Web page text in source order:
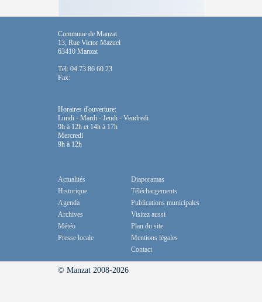
Commune de Manzat
13, Rue Victor Mazuel
63410 Manzat
Tél: 04 73 86 60 23
Fax:
Horaires d'ouverture:
Lundi - Mardi - Jeudi - Vendredi
9h à 12h et 14h à 17h
Mercredi
9h à 12h
Actualités
Historique
Agenda
Archives
Météo
Presse locale
Diaporamas
Téléchargements
Publications municipales
Visitez aussi
Plan du site
Mentions légales
Contact
© Manzat 2008-2026